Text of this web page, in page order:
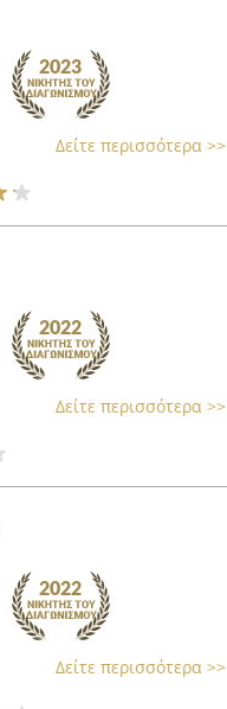
Δείτε περισσότερα >>
Δείτε περισσότερα >>
Δείτε περισσότερα >>